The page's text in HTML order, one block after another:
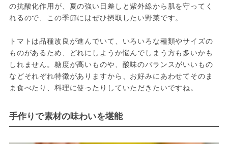
の抗酸化作用が、夏の強い日差しと紫外線から肌を守ってく
れるので、この季節にはぜひ摂取したい野菜です。
トマトは品種改良が進んでいて、いろいろな種類やサイズの
ものがあるため、どれにしようか悩んでしまう方も多いかも
しれません。糖度が高いものや、酸味のバランスがいいもの
などそれぞれ特徴がありますから、お好みにあわせてそのま
ま食べたり、料理に使ったりしていただきたいですね。
手作りで素材の味わいを堪能